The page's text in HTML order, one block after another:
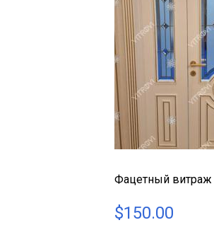
Фацетный витраж
$150.00